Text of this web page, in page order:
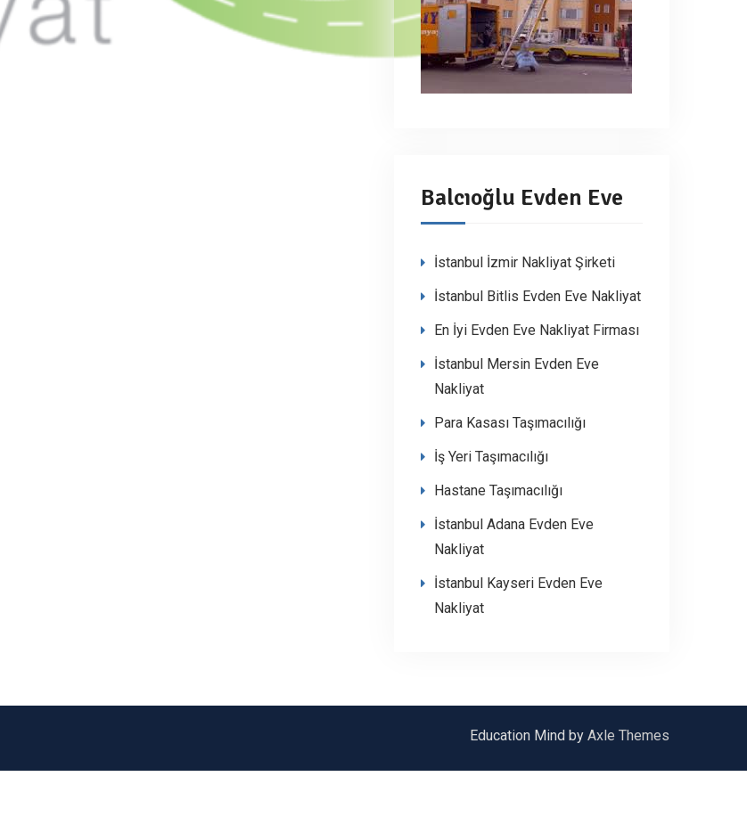
Balcıoğlu Evden Eve
İstanbul İzmir Nakliyat Şirketi
İstanbul Bitlis Evden Eve Nakliyat
En İyi Evden Eve Nakliyat Firması
İstanbul Mersin Evden Eve
Nakliyat
Para Kasası Taşımacılığı
İş Yeri Taşımacılığı
Hastane Taşımacılığı
İstanbul Adana Evden Eve
Nakliyat
İstanbul Kayseri Evden Eve
Nakliyat
Education Mind by Axle Themes